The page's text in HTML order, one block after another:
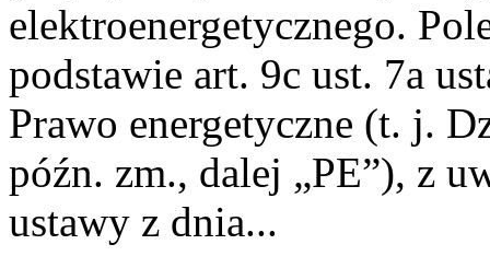
elektroenergetycznego.
podstawie art. 9c ust. 7a
Prawo energetyczne (t. j.
późn. zm., dalej „PE”), z
ustawy z dnia...